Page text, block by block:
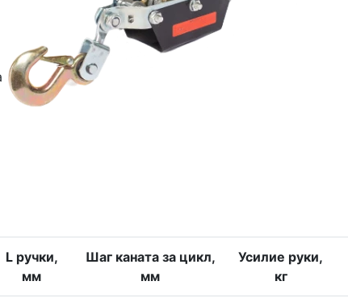
L ручки,
мм
Шаг каната за цикл,
мм
Усилие руки,
кг